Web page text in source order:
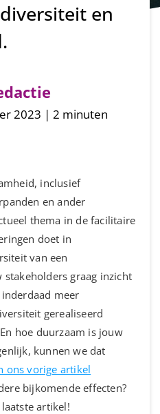
en
2023 | 2 minuten
inclusief
en ander
thema in de facilitaire
doet in
van een
graag inzicht
meer
gerealiseerd
hoe duurzaam is jouw
kunnen we dat
ons vorige artikel
bijkomende effecten?
artikel!